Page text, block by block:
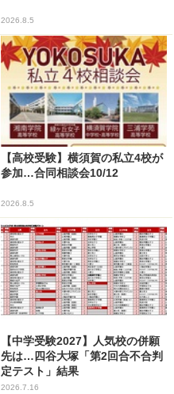
2026.8.5
【高校受験】横須賀の私立4校が
参加…合同相談会10/12
2026.8.5
【中学受験2027】人気校の併願
先は…四谷大塚「第2回合不合判
定テスト」結果
2026.7.16